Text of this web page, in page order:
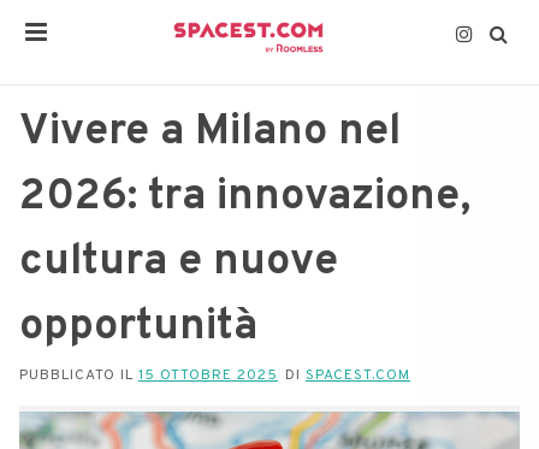
Vivere a Milano nel
2026: tra innovazione,
cultura e nuove
opportunità
PUBBLICATO IL 15 OTTOBRE 2025 DI SPACEST.COM